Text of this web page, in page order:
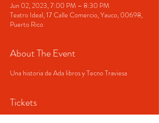
Jun 02, 2023, 7:00 PM – 8:30 PM
Teatro Ideal, 17 Calle Comercio, Yauco, 00698,
Puerto Rico
About The Event
Una historia de Ada libros y Tecno Traviesa
Tickets